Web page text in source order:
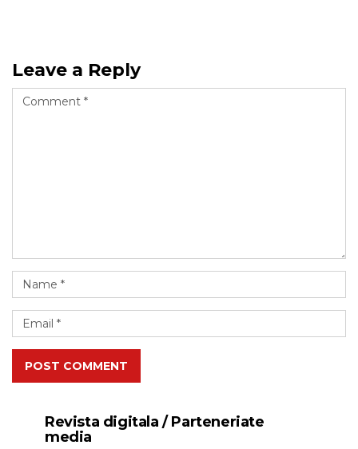
Leave a Reply
POST COMMENT
Revista digitala / Parteneriate
media